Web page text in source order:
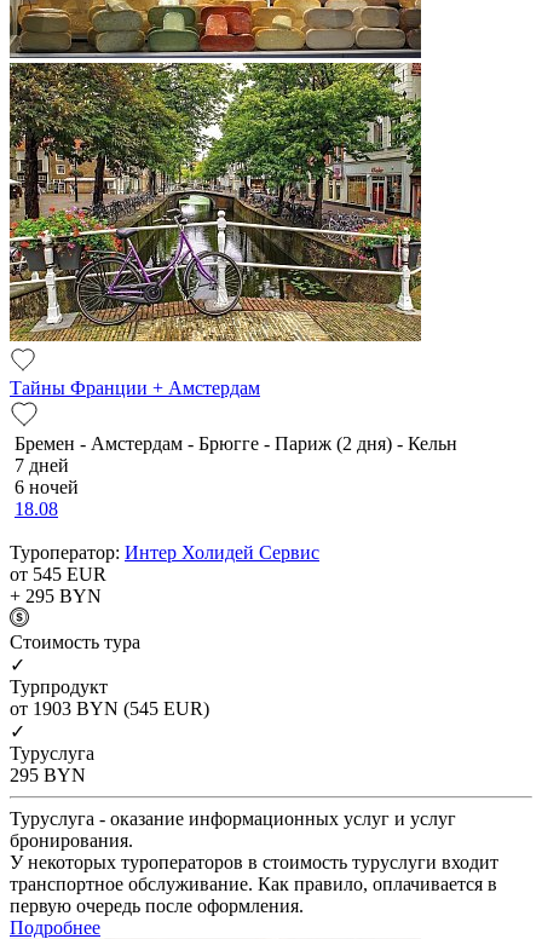
Тайны Франции + Амстердам
Бремен - Амстердам - Брюгге - Париж (2 дня) - Кельн
7 дней
6 ночей
18.08
Туроператор: Интер Холидей Сервис
от 545 EUR
+ 295 BYN
Cтоимость тура
✓
Турпродукт
от 1903 BYN (545 EUR)
✓
Туруслуга
295 BYN
Туруслуга - оказание информационных услуг и услуг
бронирования.
У некоторых туроператоров в стоимость туруслуги входит
транспортное обслуживание. Как правило, оплачивается в
первую очередь после оформления.
Подробнее